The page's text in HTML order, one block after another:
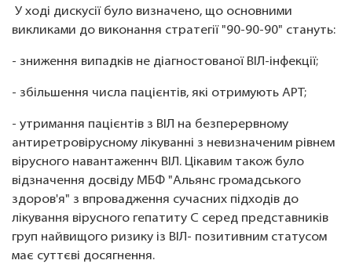
У ході дискусії було визначено, що основними
викликами до виконання стратегії "90-90-90" стануть:
- зниження випадків не діагностованої ВІЛ-інфекції;
- збільшення числа пацієнтів, які отримують АРТ;
- утримання пацієнтів з ВІЛ на безперервному
антиретровірусному лікуванні з невизначеним рівнем
вірусного навантаженнч ВІЛ. Цікавим також було
відзначення досвіду МБФ "Альянс громадського
здоров'я" з впровадження сучасних підходів до
лікування вірусного гепатиту С серед представників
груп найвищого ризику із ВІЛ- позитивним статусом
має суттєві досягнення.